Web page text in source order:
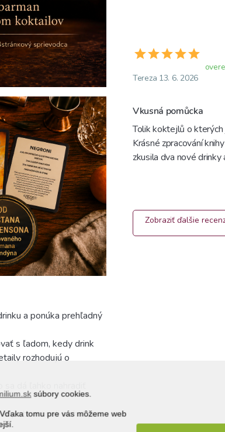
súbory cookies.
tomu pre vás môžeme web
a ponúka prehľadný
s ľadom, kedy drink
rozhodujú o
ste museli siahať po
Tereza 13. 6. 2026
Vkusná pomůcka
Tolik koktejlů o
Krásné zpracování
zkusila dva nové
Zobraziť ďalšie